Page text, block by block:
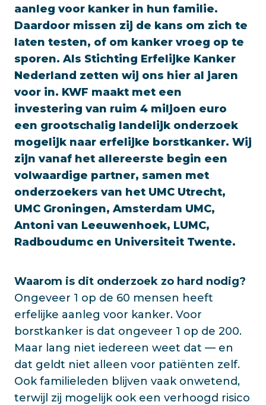
aanleg voor kanker in hun familie.
Daardoor missen zij de kans om zich te
laten testen, of om kanker vroeg op te
sporen. Als Stichting Erfelijke Kanker
Nederland zetten wij ons hier al jaren
voor in. KWF maakt met een
investering van ruim 4 miljoen euro
een grootschalig landelijk onderzoek
mogelijk naar erfelijke borstkanker. Wij
zijn vanaf het allereerste begin een
volwaardige partner, samen met
onderzoekers van het UMC Utrecht,
UMC Groningen, Amsterdam UMC,
Antoni van Leeuwenhoek, LUMC,
Radboudumc en Universiteit Twente.
Waarom is dit onderzoek zo hard nodig?
Ongeveer 1 op de 60 mensen heeft
erfelijke aanleg voor kanker. Voor
borstkanker is dat ongeveer 1 op de 200.
Maar lang niet iedereen weet dat — en
dat geldt niet alleen voor patiënten zelf.
Ook familieleden blijven vaak onwetend,
terwijl zij mogelijk ook een verhoogd risico